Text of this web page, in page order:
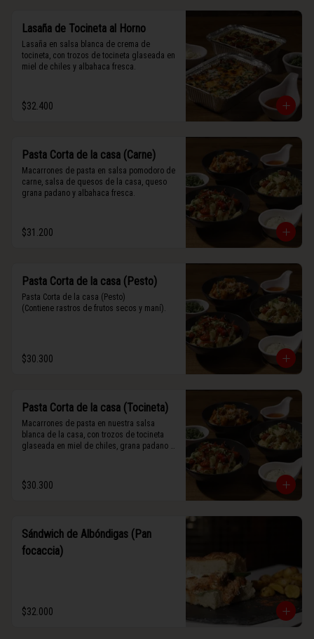
Lasaña de Tocineta al Horno
Lasaña en salsa blanca de crema de
tocineta, con trozos de tocineta glaseada en
miel de chiles y albahaca fresca.
$32.400
Pasta Corta de la casa (Carne)
Macarrones de pasta en salsa pomodoro de
carne, salsa de quesos de la casa, queso
grana padano y albahaca fresca.
$31.200
Pasta Corta de la casa (Pesto)
Pasta Corta de la casa (Pesto)
(Contiene rastros de frutos secos y maní).
$30.300
Pasta Corta de la casa (Tocineta)
Macarrones de pasta en nuestra salsa
blanca de la casa, con trozos de tocineta
glaseada en miel de chiles, grana padano y
$30.300
Sándwich de Albóndigas (Pan
focaccia)
$32.000